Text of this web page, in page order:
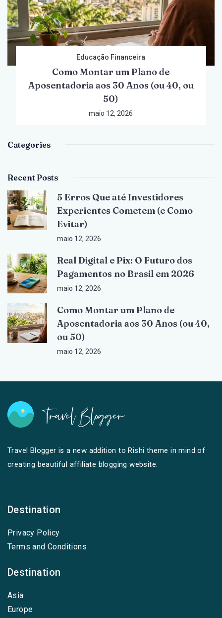
Educação Financeira
Como Montar um Plano de
Aposentadoria aos 30 Anos (ou 40, ou
50)
maio 12, 2026
Categories
Recent Posts
5 Erros Que até Investidores
Experientes Cometem (e Como
Evitar)
maio 12, 2026
Real Digital e Pix: O Futuro dos
Pagamentos no Brasil em 2026
maio 12, 2026
Como Montar um Plano de
Aposentadoria aos 30 Anos (ou 40,
ou 50)
maio 12, 2026
Travel Blogger is a new addition to Rishi theme in mind of
creating beautiful affiliate blogging website.
Destination
Privacy Policy
Terms and Conditions
Destination
Asia
Europe